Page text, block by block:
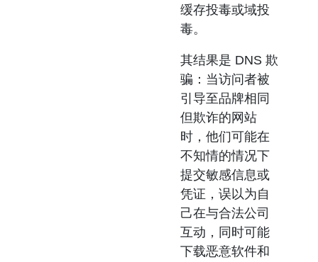
缓存投毒或域投
毒。
其结果是 DNS 欺
骗 ：当访问者被
引导至品牌相同
但欺诈的网站
时，他们可能在
不知情的情况下
提交敏感信息或
凭证，误以为自
己在与合法公司
互动，同时可能
下载恶意软件和